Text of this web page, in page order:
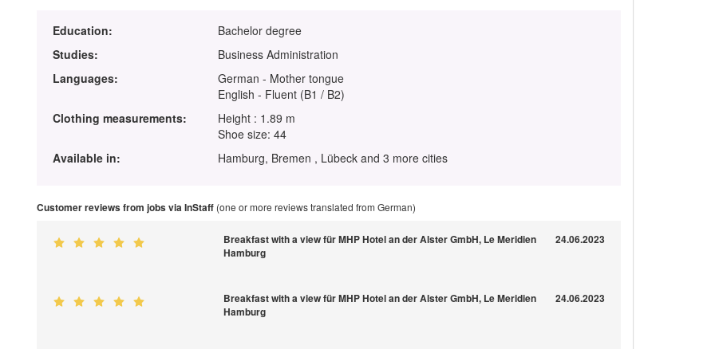
Education:
Bachelor degree
Studies:
Business Administration
Languages:
German - Mother tongue
English - Fluent (B1 / B2)
Clothing measurements:
Height : 1.89 m
Shoe size: 44
Available in:
Hamburg, Bremen , Lübeck and 3 more cities
Customer reviews from jobs via InStaff(one or more reviews translated from German)
Breakfast with a view für MHP Hotel an der Alster GmbH, Le Meridien
Hamburg
24.06.2023
Breakfast with a view für MHP Hotel an der Alster GmbH, Le Meridien
Hamburg
24.06.2023